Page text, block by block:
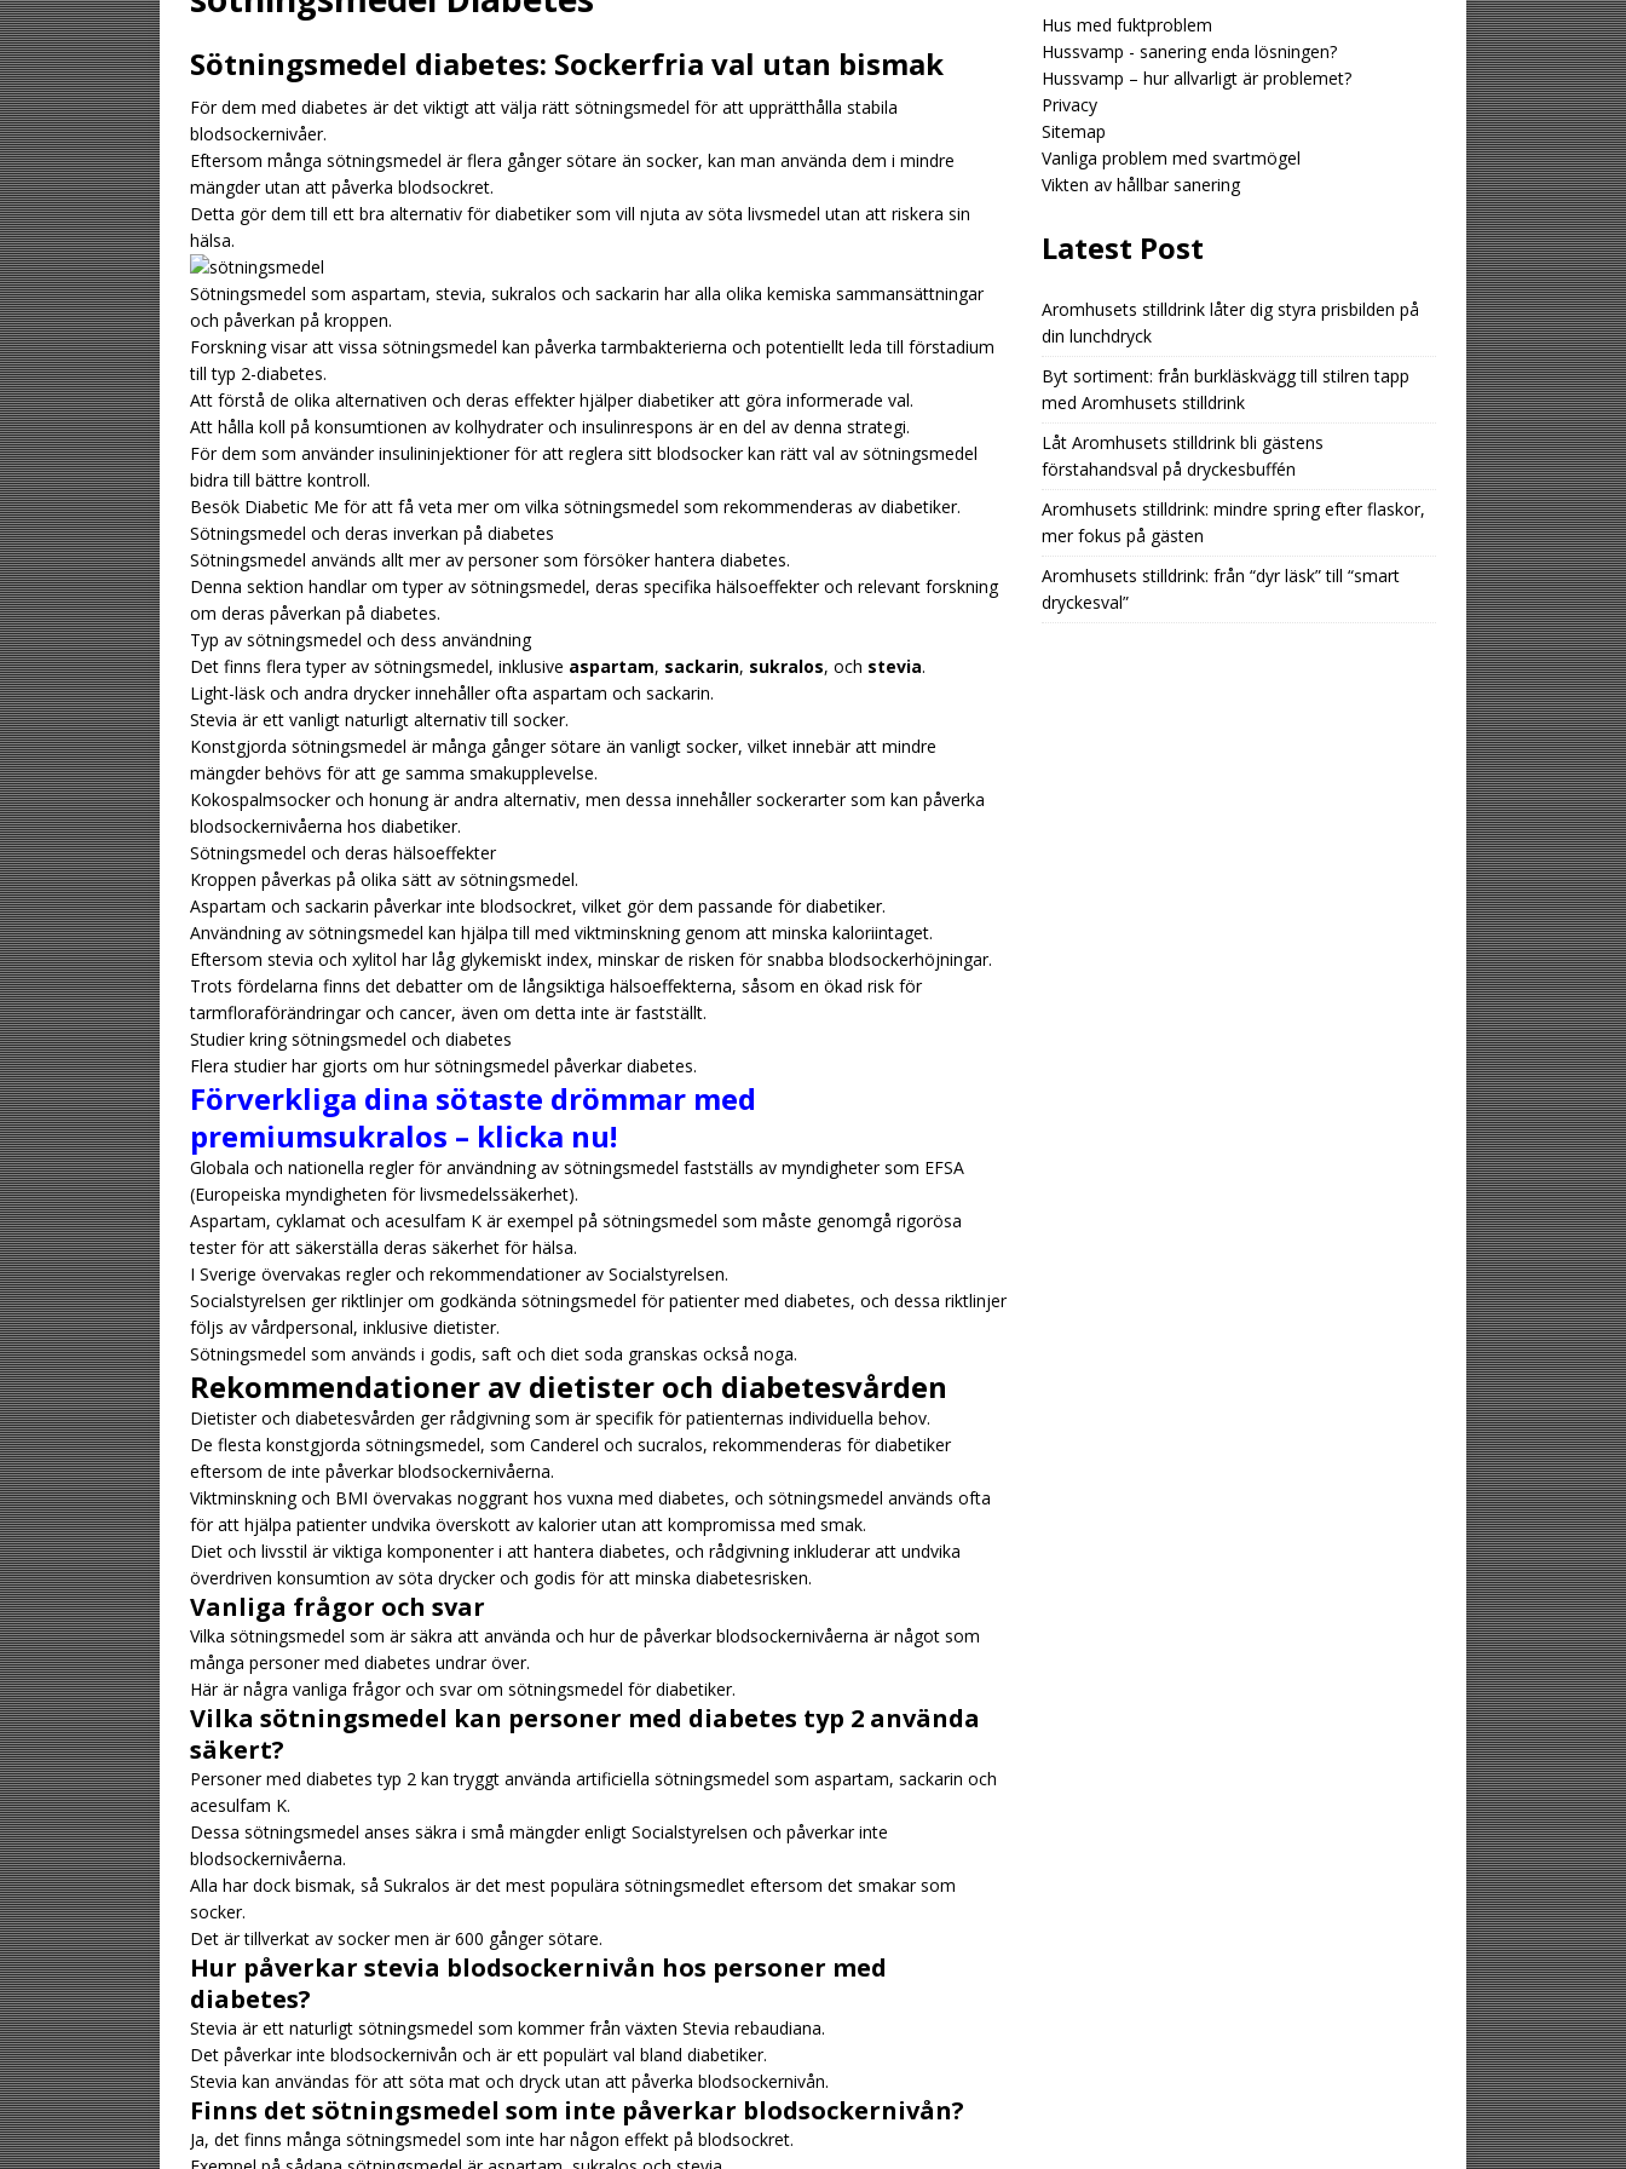
gästen
UNCATEGORIZED
[ August 1, 2026 ] Aromhusets stilldrink: från “dyr läsk” till “smart dryckesval”
UNCATEGORIZED
[ August 6, 2026 ]
Sötningsmedel diabetes: Sockerfria val utan bismak
För dem med diabetes är det viktigt att välja rätt sötningsmedel för att upprätthålla stabila
blodsockernivåer.
Eftersom många sötningsmedel är flera gånger sötare än socker, kan man använda dem i mindre
mängder utan att påverka blodsockret.
Detta gör dem till ett bra alternativ för diabetiker som vill njuta av söta livsmedel utan att riskera sin
hälsa.
Sötningsmedel som aspartam, stevia, sukralos och sackarin har alla olika kemiska sammansättningar
och påverkan på kroppen.
Forskning visar att vissa sötningsmedel kan påverka tarmbakterierna och potentiellt leda till förstadium
till typ 2-diabetes.
Att förstå de olika alternativen och deras effekter hjälper diabetiker att göra informerade val.
Att hålla koll på konsumtionen av kolhydrater och insulinrespons är en del av denna strategi.
För dem som använder insulininjektioner för att reglera sitt blodsocker kan rätt val av sötningsmedel
bidra till bättre kontroll.
Besök Diabetic Me för att få veta mer om vilka sötningsmedel som rekommenderas av diabetiker.
Sötningsmedel och deras inverkan på diabetes
Sötningsmedel används allt mer av personer som försöker hantera diabetes.
Denna sektion handlar om typer av sötningsmedel, deras specifika hälsoeffekter och relevant forskning
om deras påverkan på diabetes.
Typ av sötningsmedel och dess användning
Det finns flera typer av sötningsmedel, inklusive aspartam, sackarin, sukralos, och stevia.
Light-läsk och andra drycker innehåller ofta aspartam och sackarin.
Stevia är ett vanligt naturligt alternativ till socker.
Konstgjorda sötningsmedel är många gånger sötare än vanligt socker, vilket innebär att mindre
mängder behövs för att ge samma smakupplevelse.
Kokospalmsocker och honung är andra alternativ, men dessa innehåller sockerarter som kan påverka
blodsockernivåerna hos diabetiker.
Sötningsmedel och deras hälsoeffekter
Kroppen påverkas på olika sätt av sötningsmedel.
Aspartam och sackarin påverkar inte blodsockret, vilket gör dem passande för diabetiker.
Användning av sötningsmedel kan hjälpa till med viktminskning genom att minska kaloriintaget.
Eftersom stevia och xylitol har låg glykemiskt index, minskar de risken för snabba blodsockerhöjningar.
Trots fördelarna finns det debatter om de långsiktiga hälsoeffekterna, såsom en ökad risk för
tarmfloraförändringar och cancer, även om detta inte är fastställt.
Studier kring sötningsmedel och diabetes
Flera studier har gjorts om hur sötningsmedel påverkar diabetes.
Förverkliga dina sötaste drömmar med
premiumsukralos – klicka nu!
Globala och nationella regler för användning av sötningsmedel fastställs av myndigheter som EFSA
(Europeiska myndigheten för livsmedelssäkerhet).
Aspartam, cyklamat och acesulfam K är exempel på sötningsmedel som måste genomgå rigorösa
tester för att säkerställa deras säkerhet för hälsa.
I Sverige övervakas regler och rekommendationer av Socialstyrelsen.
Socialstyrelsen ger riktlinjer om godkända sötningsmedel för patienter med diabetes, och dessa riktlinjer
följs av vårdpersonal, inklusive dietister.
Sötningsmedel som används i godis, saft och diet soda granskas också noga.
Rekommendationer av dietister och diabetesvården
Dietister och diabetesvården ger rådgivning som är specifik för patienternas individuella behov.
De flesta konstgjorda sötningsmedel, som Canderel och sucralos, rekommenderas för diabetiker
eftersom de inte påverkar blodsockernivåerna.
Viktminskning och BMI övervakas noggrant hos vuxna med diabetes, och sötningsmedel används ofta
för att hjälpa patienter undvika överskott av kalorier utan att kompromissa med smak.
Diet och livsstil är viktiga komponenter i att hantera diabetes, och rådgivning inkluderar att undvika
överdriven konsumtion av söta drycker och godis för att minska diabetesrisken.
Vanliga frågor och svar
Vilka sötningsmedel som är säkra att använda och hur de påverkar blodsockernivåerna är något som
många personer med diabetes undrar över.
Här är några vanliga frågor och svar om sötningsmedel för diabetiker.
Vilka sötningsmedel kan personer med diabetes typ 2 använda
säkert?
Personer med diabetes typ 2 kan tryggt använda artificiella sötningsmedel som aspartam, sackarin och
acesulfam K.
Dessa sötningsmedel anses säkra i små mängder enligt Socialstyrelsen och påverkar inte
blodsockernivåerna.
Alla har dock bismak, så Sukralos är det mest populära sötningsmedlet eftersom det smakar som
socker.
Det är tillverkat av socker men är 600 gånger sötare.
Hur påverkar stevia blodsockernivån hos personer med
diabetes?
Stevia är ett naturligt sötningsmedel som kommer från växten Stevia rebaudiana.
Det påverkar inte blodsockernivån och är ett populärt val bland diabetiker.
Stevia kan användas för att söta mat och dryck utan att påverka blodsockernivån.
Finns det sötningsmedel som inte påverkar blodsockernivån?
Ja, det finns många sötningsmedel som inte har någon effekt på blodsockret.
Hus med fuktproblem
Hussvamp - sanering enda lösningen?
Hussvamp – hur allvarligt är problemet?
Privacy
Sitemap
Vanliga problem med svartmögel
Vikten av hållbar sanering
Latest Post
Aromhusets stilldrink låter dig styra prisbilden på
din lunchdryck
Byt sortiment: från burkläskvägg till stilren tapp
med Aromhusets stilldrink
Låt Aromhusets stilldrink bli gästens
förstahandsval på dryckesbuffén
Aromhusets stilldrink: mindre spring efter flaskor,
mer fokus på gästen
Aromhusets stilldrink: från “dyr läsk” till “smart
dryckesval”